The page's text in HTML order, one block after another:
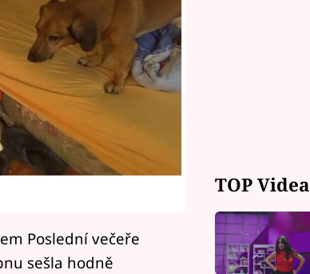
Poslední večeře
sešla hodně
TOP Videa